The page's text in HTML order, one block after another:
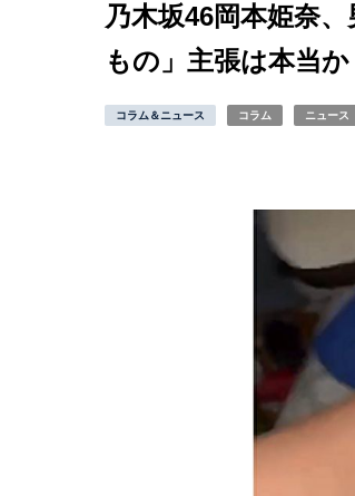
乃木坂46岡本姫奈
もの」主張は本当か
コラム＆ニュース コラム ニュース